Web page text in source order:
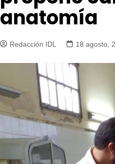
anatomía
Redacción IDL 18 agosto,